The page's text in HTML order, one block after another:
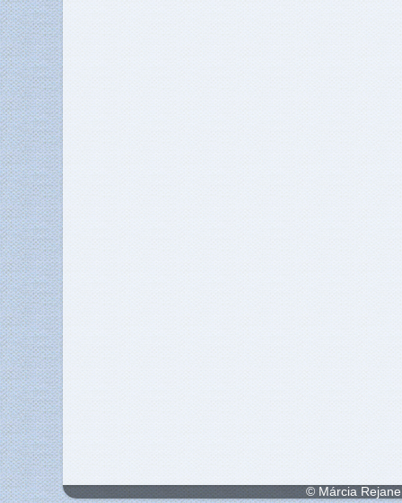
© Márcia